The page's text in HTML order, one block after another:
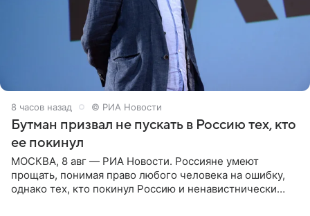
8 часов назад © РИА Новости
Бутман призвал не пускать в Россию тех, кто
ее покинул
МОСКВА, 8 авг — РИА Новости. Россияне умеют
прощать, понимая право любого человека на ошибку,
однако тех, кто покинул Россию и ненавистнически